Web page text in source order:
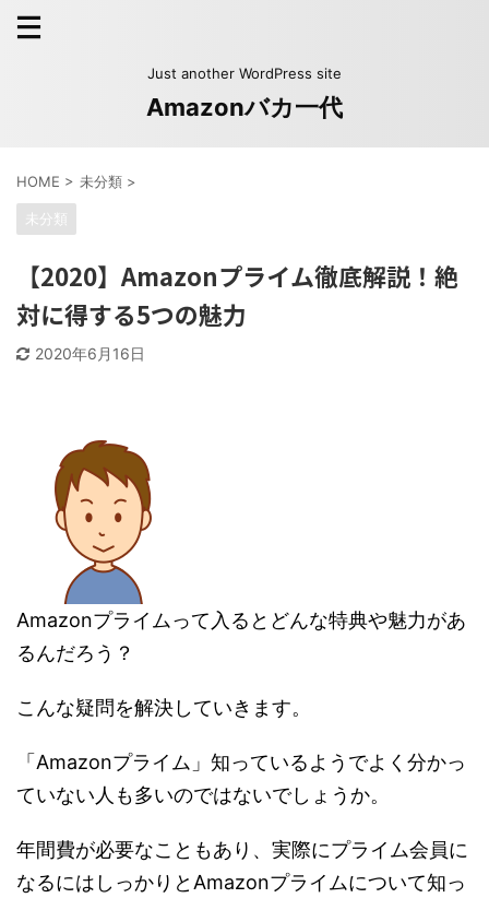
Just another WordPress site
Amazonバカ一代
HOME > 未分類 >
未分類
【2020】Amazonプライム徹底解説！絶
対に得する5つの魅力
2020年6月16日
Amazonプライムって入るとどんな特典や魅力があ
るんだろう？
こんな疑問を解決していきます。
「Amazonプライム」知っているようでよく分かっ
ていない人も多いのではないでしょうか。
年間費が必要なこともあり、実際にプライム会員に
なるにはしっかりとAmazonプライムについて知っ